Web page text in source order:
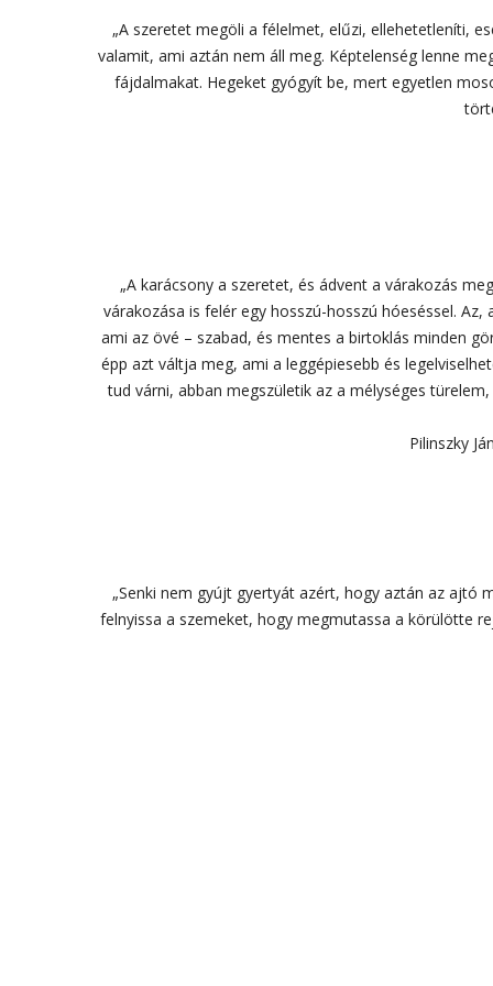
„A szeretet megöli a félelmet, elűzi, ellehetetleníti,
valamit, ami aztán nem áll meg. Képtelenség lenne
fájdalmakat. Hegeket gyógyít be, mert egyetlen
„A karácsony a szeretet, és ádvent a várakozás
várakozása is felér egy hosszú-hosszú hóeséssel.
ami az övé – szabad, és mentes a birtoklás minden
épp azt váltja meg, ami a leggépiesebb és
tud várni, abban megszületik az a mélységes
Pilinszky
„Senki nem gyújt gyertyát azért, hogy aztán az
felnyissa a szemeket, hogy megmutassa a körülötte